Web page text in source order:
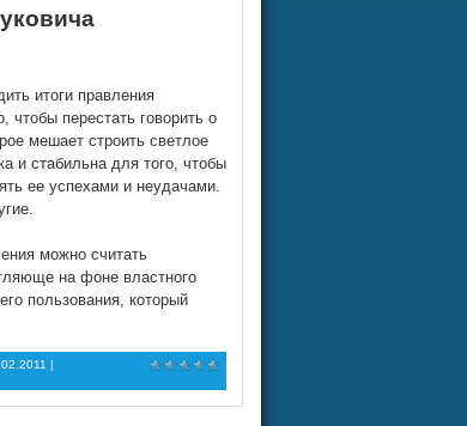
итоги правления
чтобы перестать говорить о
мешает строить светлое
и стабильна для того, чтобы
ее успехами и неудачами.
можно считать
на фоне властного
пользования, который
|